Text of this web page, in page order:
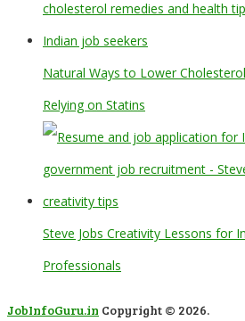
Natural Ways to Lower
Relying on Statins
Steve Jobs Creativity Lessons for
Professionals
JobInfoGuru.in Copyright © 2026.